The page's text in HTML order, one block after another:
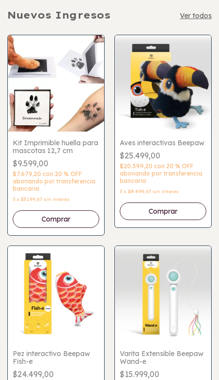
Nuevos Ingresos Ver todos
Kit Imprimible huella para
mascotas 12,7 cm
$9.599,00
$7.679,20 con 20 % OFF
abonando por transferencia
bancaria
3 x $3.199,67 sin interés
Aves interactivas Beepaw
$25.499,00
$20.399,20 con 20 % OFF
abonando por transferencia
bancaria
3 x $8.499,67 sin interés
Comprar
Pez interactivo Beepaw
Fish-e
$24.499,00
Varita Extensible Beepaw
Wand-e
$15.999,00